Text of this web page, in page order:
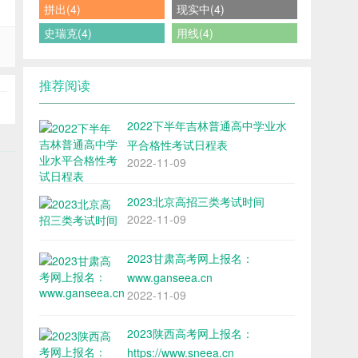
拼出(4)
现实中(4)
史瑞克(4)
用线(4)
推荐阅读
2022下半年吉林普通高中学业水
平合格性考试日程表
2022-11-09
2023北京高招三类考试时间
2022-11-09
2023甘肃高考网上报名：
www.ganseea.cn
2022-11-09
2023陕西高考网上报名：
https://www.sneea.cn